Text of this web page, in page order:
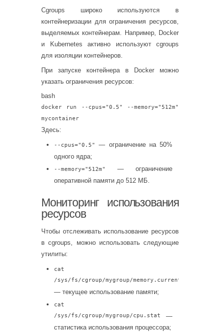
Cgroups широко используются в
контейнеризации для ограничения ресурсов,
выделяемых контейнерам. Например, Docker
и Kubernetes активно используют cgroups
для изоляции контейнеров.
При запуске контейнера в Docker можно
указать ограничения ресурсов:
bash
docker run --cpus="0.5" --memory="512m"
mycontainer
Здесь:
--cpus="0.5"
— ограничение на 50%
одного ядра;
--memory="512m"
— ограничение
оперативной памяти до 512 МБ.
Мониторинг использования
ресурсов
Чтобы отслеживать использование ресурсов
в cgroups, можно использовать следующие
утилиты:
cat
/sys/fs/cgroup/mygroup/memory.current
— текущее использование памяти;
cat
/sys/fs/cgroup/mygroup/cpu.stat —
статистика использования процессора;